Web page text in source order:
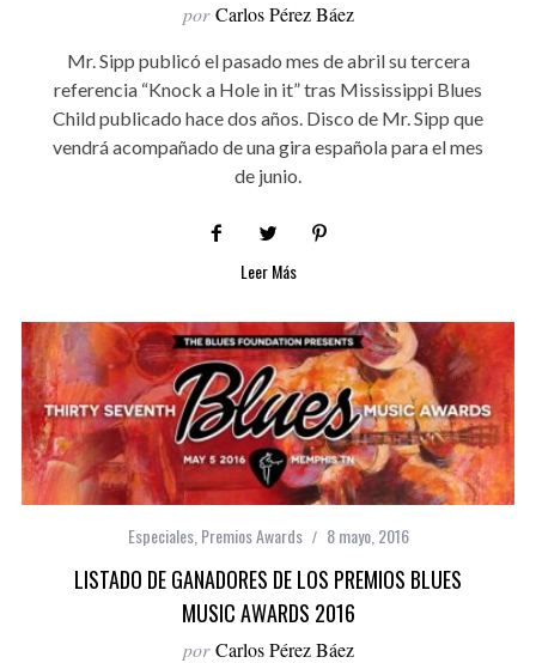
por Carlos Pérez Báez
Mr. Sipp publicó el pasado mes de abril su tercera
referencia “Knock a Hole in it” tras Mississippi Blues
Child publicado hace dos años. Disco de Mr. Sipp que
vendrá acompañado de una gira española para el mes
de junio.
Leer Más
Especiales, Premios Awards 8 mayo, 2016
LISTADO DE GANADORES DE LOS PREMIOS BLUES
MUSIC AWARDS 2016
por Carlos Pérez Báez